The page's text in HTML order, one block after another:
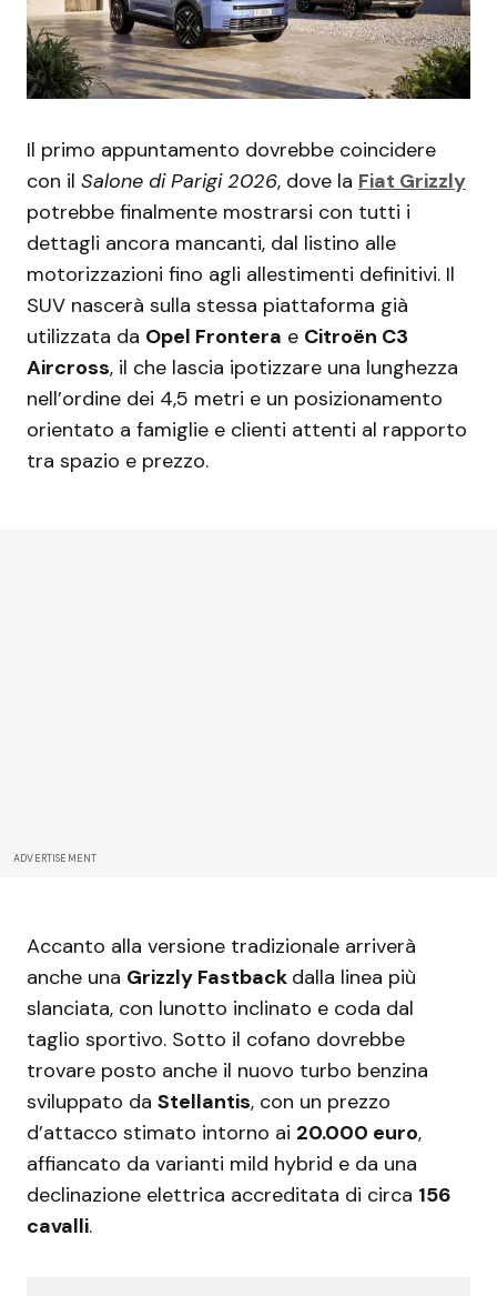
Il primo appuntamento dovrebbe coincidere
con il Salone di Parigi 2026, dove la Fiat Grizzly
potrebbe finalmente mostrarsi con tutti i
dettagli ancora mancanti, dal listino alle
motorizzazioni fino agli allestimenti definitivi. Il
SUV nascerà sulla stessa piattaforma già
utilizzata da Opel Frontera e Citroën C3
Aircross, il che lascia ipotizzare una lunghezza
nell’ordine dei 4,5 metri e un posizionamento
orientato a famiglie e clienti attenti al rapporto
tra spazio e prezzo.
ADVERTISEMENT
Accanto alla versione tradizionale arriverà
anche una Grizzly Fastback dalla linea più
slanciata, con lunotto inclinato e coda dal
taglio sportivo. Sotto il cofano dovrebbe
trovare posto anche il nuovo turbo benzina
sviluppato da Stellantis, con un prezzo
d’attacco stimato intorno ai 20.000 euro,
affiancato da varianti mild hybrid e da una
declinazione elettrica accreditata di circa 156
cavalli.